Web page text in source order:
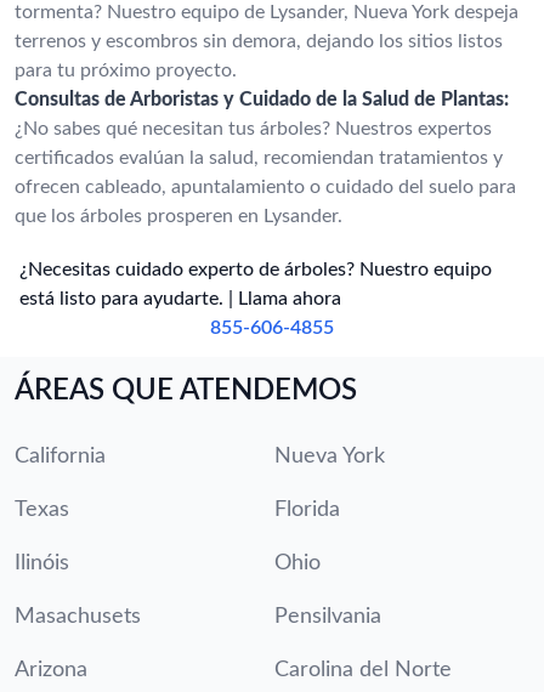
tormenta? Nuestro equipo de Lysander, Nueva York despeja
terrenos y escombros sin demora, dejando los sitios listos
para tu próximo proyecto.
Consultas de Arboristas y Cuidado de la Salud de Plantas:
¿No sabes qué necesitan tus árboles? Nuestros expertos
certificados evalúan la salud, recomiendan tratamientos y
ofrecen cableado, apuntalamiento o cuidado del suelo para
que los árboles prosperen en Lysander.
¿Necesitas cuidado experto de árboles? Nuestro equipo
está listo para ayudarte. | Llama ahora
855-606-4855
ÁREAS QUE ATENDEMOS
California Nueva York
Texas Florida
Ilinóis Ohio
Masachusets Pensilvania
Arizona Carolina del Norte